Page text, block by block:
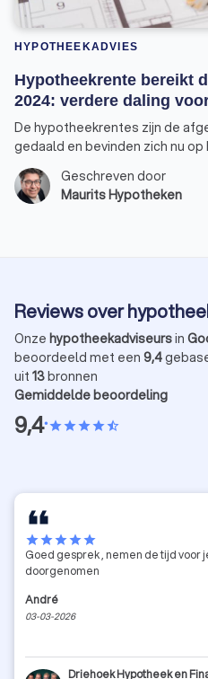
HYPOTHEEKADVIES
Hypotheekrente bereikt
2024: verdere daling
De hypotheekrentes zijn de
gedaald en bevinden zich nu
2024. Vooral de
jaar-vast bereikten een nieuw
voor 10 jaar vast, de populairste
Geschreven door
Maurits Hypotheken
Reviews over
Onze hypotheekadviseursin
beoordeeld met een 9,4
uit 13bronnen
Gemiddelde beoordeling
9,4•starstarstarstarstar_half
starstarstarstarstar
Goed gesprek , nemen de tijd voor
doorgenomen
André
03-03-2026
Driehoek Hypotheek en